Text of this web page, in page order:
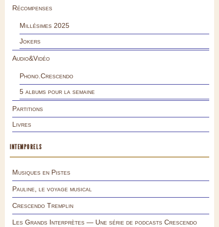
Récompenses
Millésimes 2025
Jokers
Audio&Vidéo
Phono.Crescendo
5 albums pour la semaine
Partitions
Livres
INTEMPORELS
Musiques en Pistes
Pauline, le voyage musical
Crescendo Tremplin
Les Grands Interprètes — Une série de podcasts Crescendo